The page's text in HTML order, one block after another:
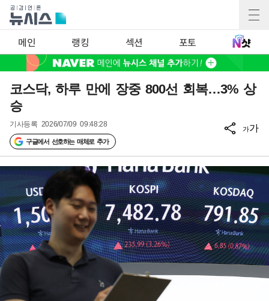
메인 랭킹 섹션 포토
코스닥, 하루 만에 장중 800선 회복…3% 상
승
기사등록 2026/07/09 09:48:28
구글에서 선호하는 매체로 추가
가가